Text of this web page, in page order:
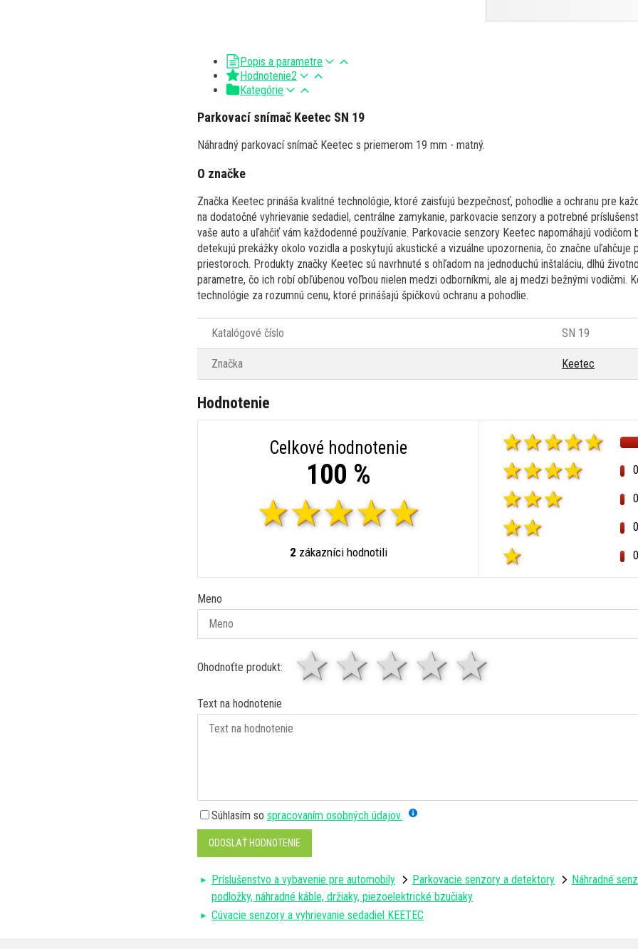
Popis a parametre
Hodnotenie2
Kategórie
Parkovací snímač Keetec SN 19
Náhradný parkovací snímač Keetec s priemerom 19 mm - matný.
O značke
Značka Keetec prináša kvalitné technológie, ktoré zaisťujú bezpečnosť, pohodlie a ochranu pre
na dodatočné vyhrievanie sedadiel, centrálne zamykanie, parkovacie senzory a potrebné
vaše auto a uľahčiť vám každodenné používanie. Parkovacie senzory Keetec napomáhajú vodičom
detekujú prekážky okolo vozidla a poskytujú akustické a vizuálne upozornenia, čo značne uľahčuje
priestoroch. Produkty značky Keetec sú navrhnuté s ohľadom na jednoduchú inštaláciu, dlhú
parametre, čo ich robí obľúbenou voľbou nielen medzi odborníkmi, ale aj medzi bežnými vodičmi.
technológie za rozumnú cenu, ktoré prinášajú špičkovú ochranu a pohodlie.
Katalógové číslo SN 19
Značka Keetec
Hodnotenie
Celkové hodnotenie
100 %
2 zákazníci hodnotili
Meno
Ohodnoťte produkt: 4 hviezdy
3 hviezdy
2 hviezdy
1 hviezda
Text na hodnotenie
Súhlasím so spracovaním osobných údajov.
ODOSLAŤ HODNOTENIE
Príslušenstvo a vybavenie pre automobily Parkovacie senzory a detektory
Náhradné
podložky, náhradné káble, držiaky, piezoelektrické bzučiaky
Cúvacie senzory a vyhrievanie sedadiel KEETEC